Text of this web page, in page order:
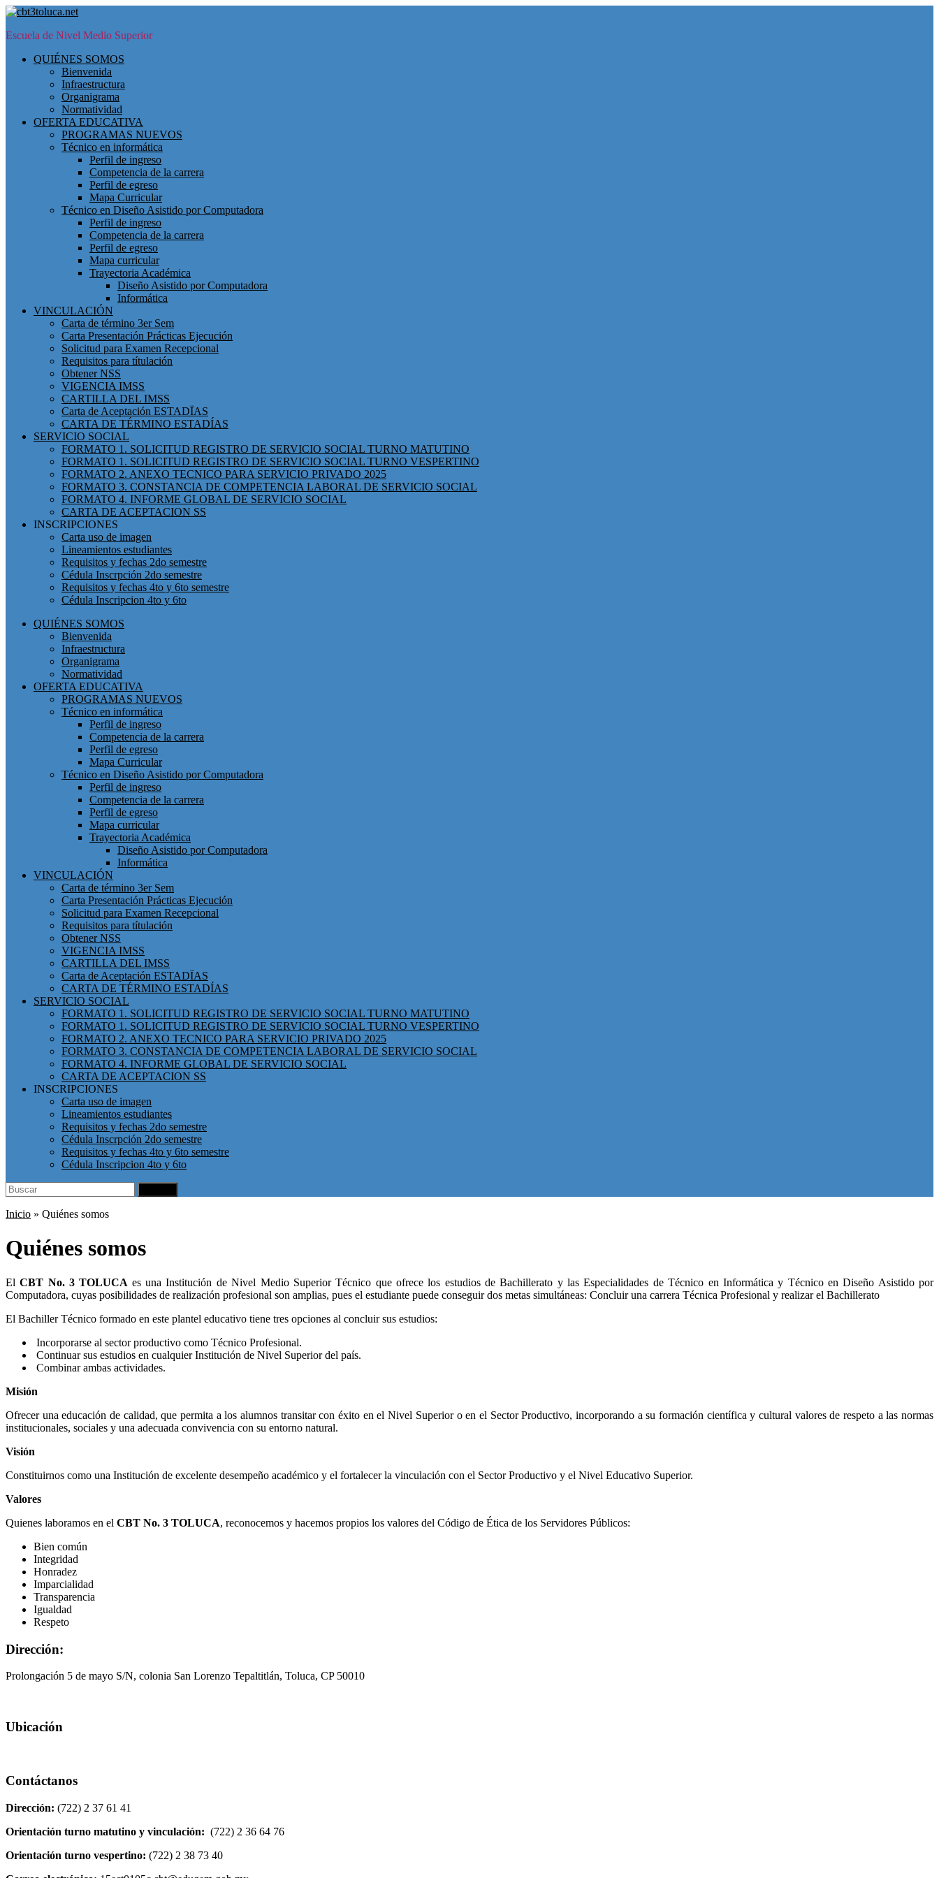
Skip
main
Escuela de Nivel Medio Superior
ToggleQUIÉNES SOMOS
Bienvenida
Infraestructura
Organigrama
Normatividad
OFERTA EDUCATIVA
PROGRAMAS NUEVOS
Técnico en informática
Perfil de ingreso
Competencia de la carrera
Perfil de egreso
Mapa Curricular
Técnico en Diseño Asistido por Computadora
Perfil de ingreso
Competencia de la carrera
Perfil de egreso
Mapa curricular
Trayectoria Académica
Diseño Asistido por Computadora
Informática
VINCULACIÓN
Carta de término 3er Sem
Carta Presentación Prácticas Ejecución
Solicitud para Examen Recepcional
Requisitos para títulación
Obtener NSS
VIGENCIA IMSS
CARTILLA DEL IMSS
Carta de Aceptación ESTADÏAS
CARTA DE TÉRMINO ESTADÍAS
SERVICIO SOCIAL
FORMATO 1. SOLICITUD REGISTRO DE SERVICIO SOCIAL TURNO MATUTINO
FORMATO 1. SOLICITUD REGISTRO DE SERVICIO SOCIAL TURNO VESPERTINO
FORMATO 2. ANEXO TECNICO PARA SERVICIO PRIVADO 2025
FORMATO 3. CONSTANCIA DE COMPETENCIA LABORAL DE SERVICIO SOCIAL
FORMATO 4. INFORME GLOBAL DE SERVICIO SOCIAL
CARTA DE ACEPTACION SS
INSCRIPCIONES
Carta uso de imagen
Lineamientos estudiantes
Requisitos y fechas 2do semestre
Cédula Inscrpción 2do semestre
Requisitos y fechas 4to y 6to semestre
Cédula Inscripcion 4to y 6to
QUIÉNES SOMOS
Bienvenida
Infraestructura
Organigrama
Normatividad
OFERTA EDUCATIVA
PROGRAMAS NUEVOS
Técnico en informática
Perfil de ingreso
Competencia de la carrera
Perfil de egreso
Mapa Curricular
Técnico en Diseño Asistido por Computadora
Perfil de ingreso
Competencia de la carrera
Perfil de egreso
Mapa curricular
Trayectoria Académica
Diseño Asistido por Computadora
Informática
VINCULACIÓN
Carta de término 3er Sem
Carta Presentación Prácticas Ejecución
Solicitud para Examen Recepcional
Requisitos para títulación
Obtener NSS
VIGENCIA IMSS
CARTILLA DEL IMSS
Carta de Aceptación ESTADÏAS
CARTA DE TÉRMINO ESTADÍAS
SERVICIO SOCIAL
FORMATO 1. SOLICITUD REGISTRO DE SERVICIO SOCIAL TURNO MATUTINO
FORMATO 1. SOLICITUD REGISTRO DE SERVICIO SOCIAL TURNO VESPERTINO
FORMATO 2. ANEXO TECNICO PARA SERVICIO PRIVADO 2025
FORMATO 3. CONSTANCIA DE COMPETENCIA LABORAL DE SERVICIO SOCIAL
FORMATO 4. INFORME GLOBAL DE SERVICIO SOCIAL
CARTA DE ACEPTACION SS
INSCRIPCIONES
Carta uso de imagen
Lineamientos estudiantes
Requisitos y fechas 2do semestre
Cédula Inscrpción 2do semestre
Requisitos y fechas 4to y 6to semestre
Cédula Inscripcion 4to y 6to
Search
for:
Inicio » Quiénes somos
Quiénes somos
El CBT No. 3 TOLUCA es una Institución de Nivel Medio Superior Técnico que ofrece los estudios de Bachillerato y las Especialidades de Técnico en Informática y Técnico en Diseño Asistido por
Computadora, cuyas posibilidades de realización profesional son amplias, pues el estudiante puede conseguir dos metas simultáneas: Concluir una carrera Técnica Profesional y realizar el Bachillerato
El Bachiller Técnico formado en este plantel educativo tiene tres opciones al concluir sus estudios:
Incorporarse al sector productivo como Técnico Profesional.
Continuar sus estudios en cualquier Institución de Nivel Superior del país.
Combinar ambas actividades.
Misión
Ofrecer una educación de calidad, que permita a los alumnos transitar con éxito en el Nivel Superior o en el Sector Productivo, incorporando a su formación científica y cultural valores de respeto a las normas
institucionales, sociales y una adecuada convivencia con su entorno natural.
Visión
Constituirnos como una Institución de excelente desempeño académico y el fortalecer la vinculación con el Sector Productivo y el Nivel Educativo Superior.
Valores
Quienes laboramos en el CBT No. 3 TOLUCA, reconocemos y hacemos propios los valores del Código de Ética de los Servidores Públicos:
Bien común
Integridad
Honradez
Imparcialidad
Transparencia
Igualdad
Respeto
Dirección:
Prolongación 5 de mayo S/N, colonia San Lorenzo Tepaltitlán, Toluca, CP 50010
Ubicación
Contáctanos
Dirección: (722) 2 37 61 41
Orientación turno matutino y vinculación: (722) 2 36 64 76
Orientación turno vespertino: (722) 2 38 73 40